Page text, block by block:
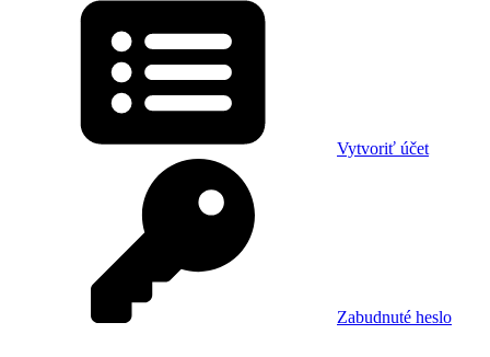
Vytvoriť účet
Zabudnuté heslo